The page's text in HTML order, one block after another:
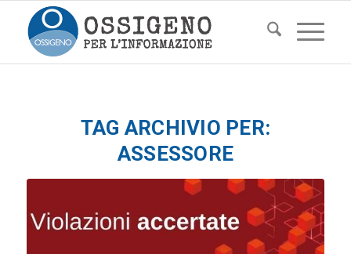
TAG ARCHIVIO PER:
ASSESSORE